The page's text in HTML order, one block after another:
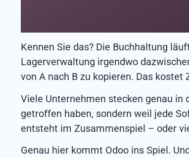
Kennen Sie das? Die Buchhaltung
Lagerverwaltung irgendwo
von A nach B zu kopieren. Das
Viele Unternehmen stecken genau in
getroffen haben, sondern weil jede
entsteht im Zusammenspiel – oder
Genau hier kommt Odoo ins Spiel.